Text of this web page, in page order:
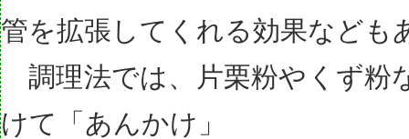
管を拡張してくれる効果なども
調理法では、片栗粉やくず粉
けて「あんかけ」